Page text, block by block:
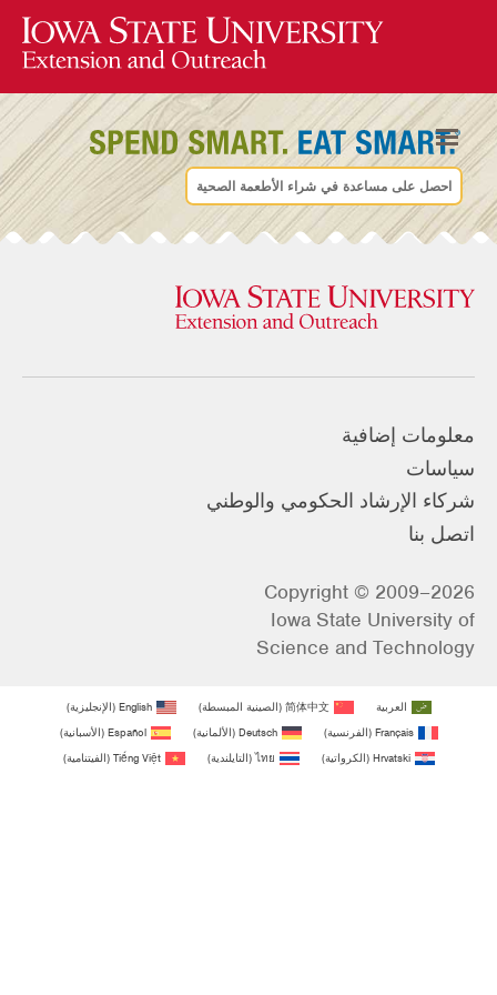
احصل على مساعدة في شراء الأطعمة الصحية
معلومات إضافية
سياسات
شركاء الإرشاد الحكومي والوطني
اتصل بنا
Copyright © 2009–2026
Iowa State University of
Science and Technology
العربية 简体中文
(الصينية المبسطة)
English
(الإنجليزية)
Français
(الفرنسية)
Deutsch
(الألمانية)
Español
(الأسبانية)
Hrvatski
(الكرواتية)
ไทย
(التايلندية)
Tiếng Việt
(الفيتنامية)